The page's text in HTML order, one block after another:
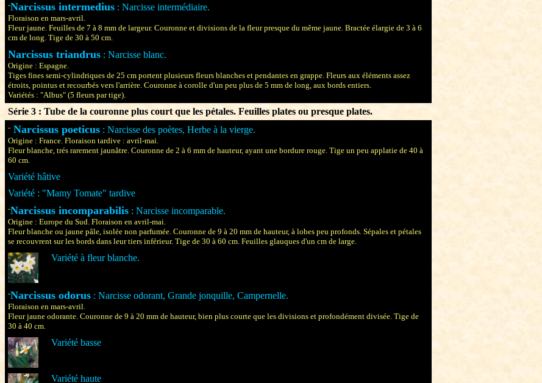
¨Narcissus intermedius : Narcisse intermédiaire.
Floraison en mars-avril.
Fleur jaune. Feuilles de 7 à 8 mm de largeur. Couronne et divisions de la fleur presque du même jaune. Bractée élargie de 3 à 6
cm de long. Tige de 30 à 50 cm.
Narcissus triandrus : Narcisse blanc.
Origine : Espagne.
Tiges fines semi-cylindriques de 25 cm portent plusieurs fleurs blanches et pendantes en grappe. Fleurs aux éléments assez
étroits, pointus et recourbés vers l'arrière. Couronne à corolle d'un peu plus de 5 mm de long, aux bords entiers.
Variétés : "Albus" (5 fleurs par tige).
Série 3 : Tube de la couronne plus court que les pétales. Feuilles plates ou presque plates.
¨ Narcissus poeticus : Narcisse des poètes, Herbe à la vierge.
Origine : France. Floraison tardive : avril-mai.
Fleur blanche, trés rarement jaunâtre. Couronne de 2 à 6 mm de hauteur, ayant une bordure rouge. Tige un peu applatie de 40 à
60 cm.
Variété hâtive
Variété : "Mamy Tomate" tardive
¨Narcissus incomparabilis : Narcisse incomparable.
Origine : Europe du Sud. Floraison en avril-mai.
Fleur blanche ou jaune pâle, isolée non parfumée. Couronne de 9 à 20 mm de hauteur, à lobes peu profonds. Sépales et pétales
se recouvrent sur les bords dans leur tiers inférieur. Tige de 30 à 60 cm. Feuilles glauques d'un cm de large.
Variété à fleur blanche.
¨Narcissus odorus : Narcisse odorant, Grande jonquille, Campernelle.
Floraison en mars-avril.
Fleur jaune odorante. Couronne de 9 à 20 mm de hauteur, bien plus courte que les divisions et profondément divisée. Tige de
30 à 40 cm.
Variété basse
Variété haute